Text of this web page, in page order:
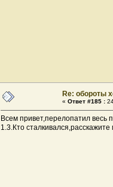
Re: обороты
« Ответ #185 :
Всем привет,перелопатил весь
1.3.Кто